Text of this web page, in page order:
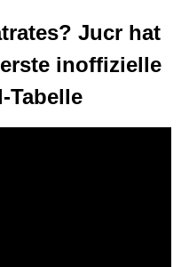
Jucr hat
inoffizielle
Tabelle